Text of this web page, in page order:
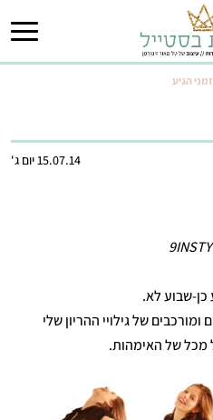
הגיע
15.07.14 יום ג'
כן-שבוע לא.
של גילויי ההריון שלי
מכל של האימהות.